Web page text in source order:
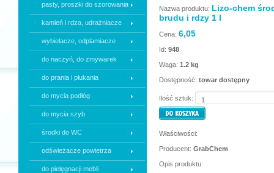
pasty, proszki do szorowania
kamień i rdza, udrażniacze
wybielacze, odplamiacze
do naczyń, do zmywarek
do prania i płukania
do mycia podłóg
do mycia szyb
środki do WC
odświeżacze powietrza
do pielęgnacji mebli
Nazwa produktu: Lizo-chem
brudu i rdzy 1 l
Cena: 6,05
Id: 948
Waga: 1.2 kg
Dostępność: towar dostępny
Ilość sztuk:
Właściwości:
Producent: GrabChem
Opis produktu: